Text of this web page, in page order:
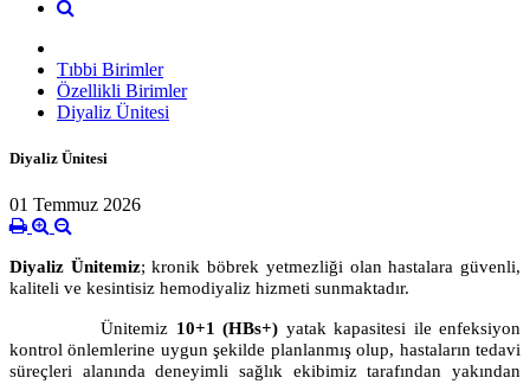
Tıbbi Birimler
Özellikli Birimler
Diyaliz Ünitesi
Diyaliz Ünitesi
01 Temmuz 2026
Diyaliz Ünitemiz; kronik böbrek yetmezliği olan hastalara güvenli,
kaliteli ve kesintisiz hemodiyaliz hizmeti sunmaktadır.
Ünitemiz 10+1 (HBs+) yatak kapasitesi ile enfeksiyon
kontrol önlemlerine uygun şekilde planlanmış olup, hastaların tedavi
süreçleri alanında deneyimli sağlık ekibimiz tarafından yakından